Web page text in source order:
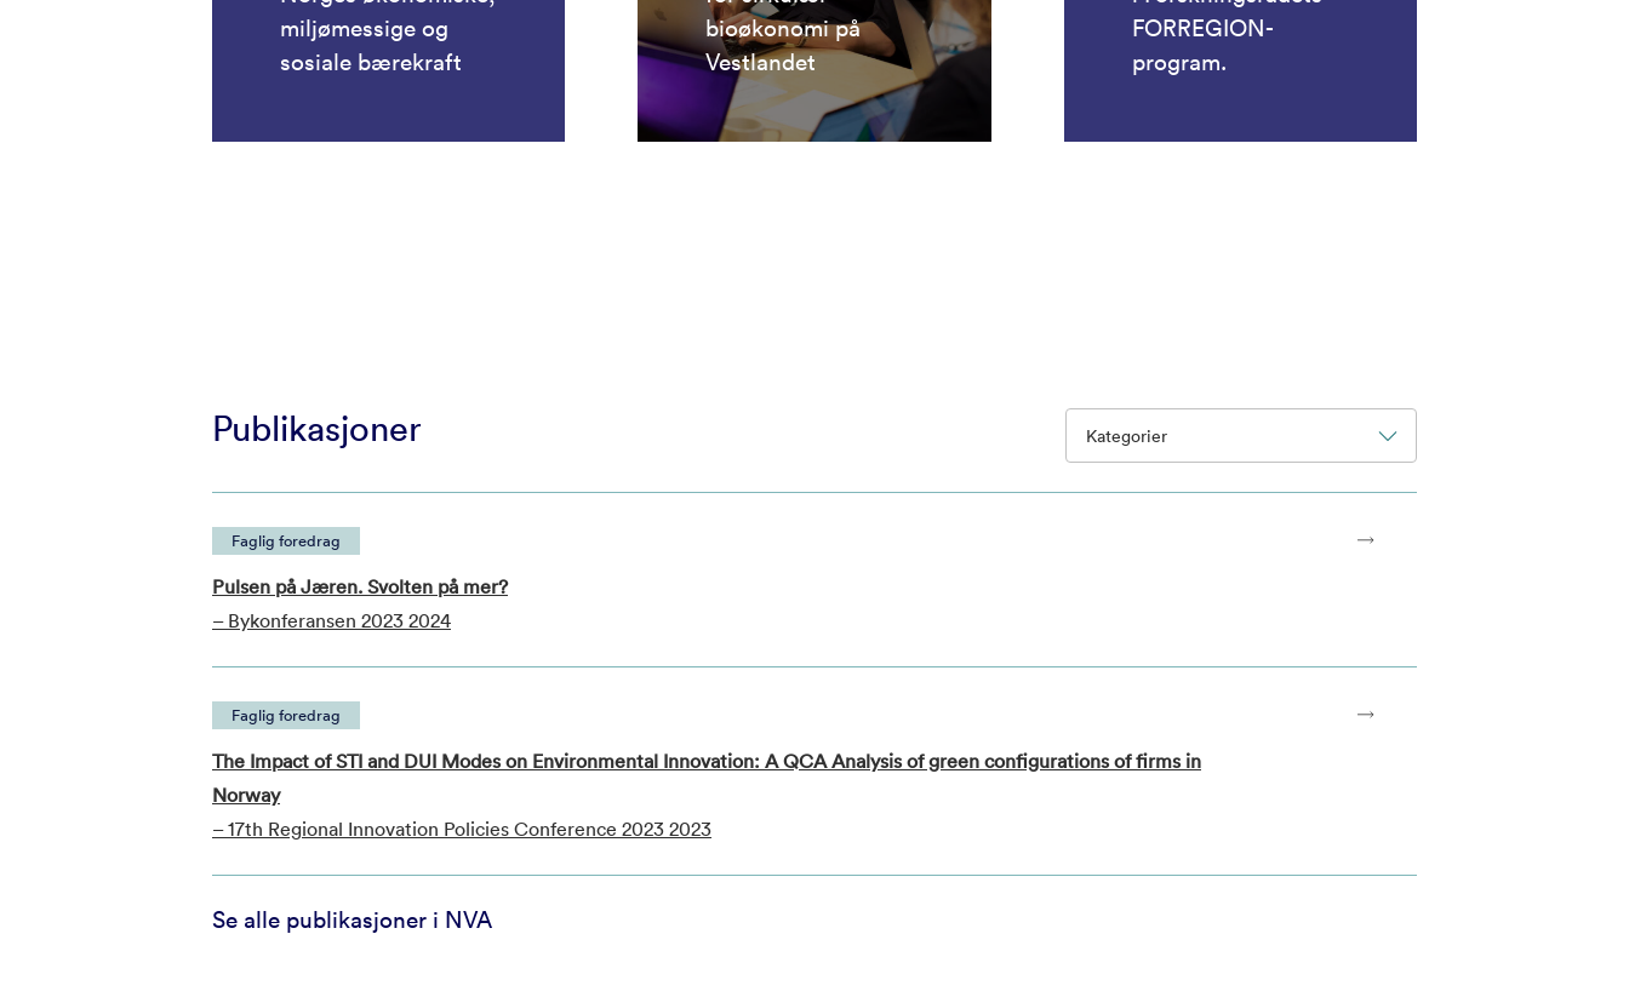
miljømessige og
sosiale bærekraft
bioøkonomi på
Vestlandet
FORREGION-
program.
Publikasjoner Kategorier
Faglig foredrag
Pulsen på Jæren. Svolten på mer?
– Bykonferansen 2023 2024
Faglig foredrag
The Impact of STI and DUI Modes on Environmental Innovation: A QCA Analysis of green configurations of firms in
Norway
– 17th Regional Innovation Policies Conference 2023 2023
Se alle publikasjoner i NVA